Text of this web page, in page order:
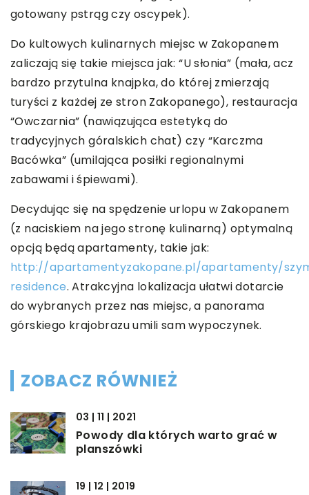
gotowany pstrąg czy oscypek).
Do kultowych kulinarnych miejsc w Zakopanem
zaliczają się takie miejsca jak: “U słonia” (mała, acz
bardzo przytulna knajpka, do której zmierzają
turyści z każdej ze stron Zakopanego), restauracja
“Owczarnia” (nawiązująca estetyką do
tradycyjnych góralskich chat) czy “Karczma
Bacówka” (umilająca posiłki regionalnymi
zabawami i śpiewami).
Decydując się na spędzenie urlopu w Zakopanem
(z naciskiem na jego stronę kulinarną) optymalną
opcją będą apartamenty, takie jak:
http://apartamentyzakopane.pl/apartamenty/
residence. Atrakcyjna lokalizacja ułatwi dotarcie
do wybranych przez nas miejsc, a panorama
górskiego krajobrazu umili sam wypoczynek.
ZOBACZ RÓWNIEŻ
03 | 11 | 2021
Powody dla których warto grać w
planszówki
19 | 12 | 2019